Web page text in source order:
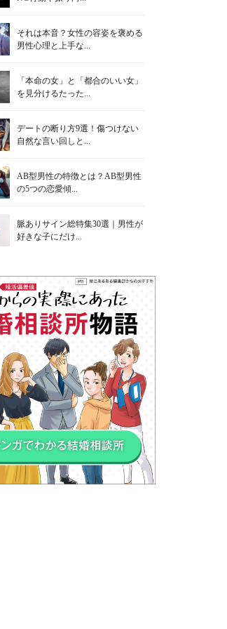
それは本音？女性の容姿を褒める
男性心理と上手な...
「本命の女」と「都合のいい女」
を見分けるたった...
デートの断り方9選！傷つけない
自然な言い回しと...
AB型男性の特徴とは？AB型男性
の5つの恋愛傾...
脈ありサイン総特集30選｜男性が
好きな子にだけ...